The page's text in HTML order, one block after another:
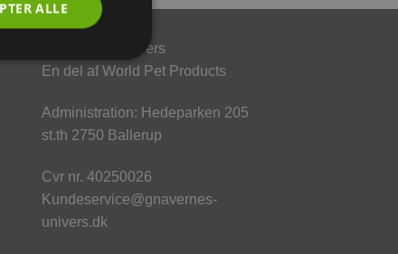
Gnavernes Univers
En del af World Pet Products
Administration: Hedeparken 205
st.th 2750 Ballerup
Cvr nr. 40250026
Kundeservice@gnavernes-
univers.dk
ALLE